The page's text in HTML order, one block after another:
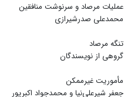
عملیات مرصاد و سرنوشت منافقین
محمدعلی صدرشیرازی
تنگه مرصاد
گروهی از نویسندگان
مأموریت غیرممکن
جعفر شیرعلی‌نیا و محمدجواد اکبرپور